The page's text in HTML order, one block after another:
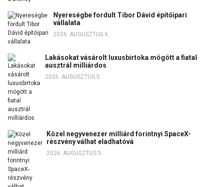
Nyereségbe fordult Tibor Dávid építőipari
vállalata
2026. AUGUSZTUS 6.
Lakásokat vásárolt luxusbirtoka mögött a fiatal
ausztrál milliárdos
2026. AUGUSZTUS 5.
Közel negyvenezer milliárd forintnyi SpaceX-
részvény válhat eladhatóvá
2026. AUGUSZTUS 5.